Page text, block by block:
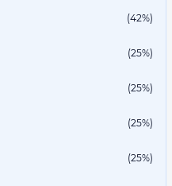
(42%)
(25%)
(25%)
(25%)
(25%)